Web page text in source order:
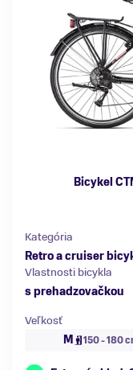
Bicykel
Kategória
Retro a cruiser
Vlastnosti bicykla
s prehadzovačkou
Veľkosť
M
150 - 180